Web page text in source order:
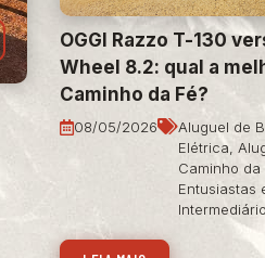
OGGI Razzo T-130
Wheel 8.2: qual a
Caminho da Fé?
08/05/2026 Aluguel de
Elétrica
Caminho da
Entusiastas